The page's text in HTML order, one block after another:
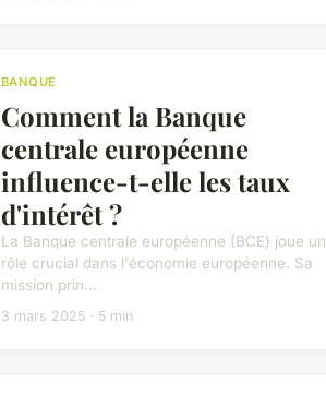
BANQUE
Comment la Banque
centrale européenne
influence-t-elle les taux
d'intérêt ?
La Banque centrale européenne (BCE) joue un
rôle crucial dans l'économie européenne. Sa
mission prin...
3 mars 2025 · 5 min